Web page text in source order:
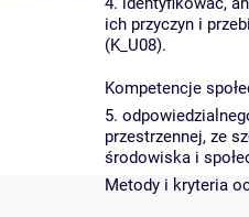
ich przyczyn i
(K_U08).
Kompetencje
5.
przestrzennej, ze
środowiska i
Metody i kryteria